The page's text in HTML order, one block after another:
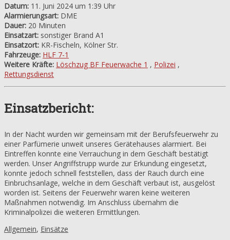
Datum: 11. Juni 2024 um 1:39 Uhr
Alarmierungsart: DME
Dauer: 20 Minuten
Einsatzart: sonstiger Brand A1
Einsatzort: KR-Fischeln, Kölner Str.
Fahrzeuge: HLF 7-1
Weitere Kräfte: Löschzug BF Feuerwache 1 , Polizei ,
Rettungsdienst
Einsatzbericht:
In der Nacht wurden wir gemeinsam mit der Berufsfeuerwehr zu
einer Parfümerie unweit unseres Gerätehauses alarmiert. Bei
Eintreffen konnte eine Verrauchung in dem Geschäft bestätigt
werden. Unser Angriffstrupp wurde zur Erkundung eingesetzt,
konnte jedoch schnell feststellen, dass der Rauch durch eine
Einbruchsanlage, welche in dem Geschäft verbaut ist, ausgelöst
worden ist. Seitens der Feuerwehr waren keine weiteren
Maßnahmen notwendig. Im Anschluss übernahm die
Kriminalpolizei die weiteren Ermittlungen.
Allgemein, Einsätze